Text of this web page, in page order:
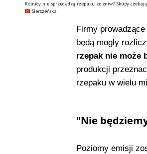
Rolnicy nie sprzedadzą rzepaku ze żniw? Skupy
Sierszeńska
Firmy
będą mogły
rzepak nie może
produkcji
rzepaku w wielu
"Nie
Poziomy emisji